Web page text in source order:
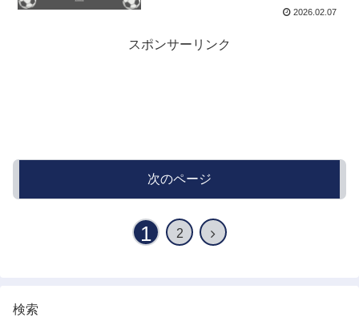
2026.02.07
スポンサーリンク
次のページ
1 2
検索